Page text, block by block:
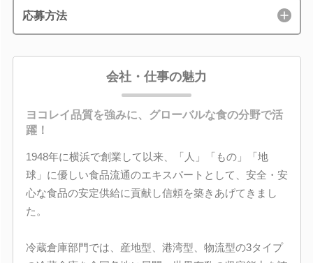
応募方法
会社・仕事の魅力
ヨコレイ品質を強みに、グローバルな食の分野で活
躍！
1948年に横浜で創業して以来、「人」「もの」「地
球」に優しい食品流通のエキスパートとして、安全・安
心な食品の安定供給に貢献し信頼を築きあげてきまし
た。
冷蔵倉庫部門では、産地型、港湾型、物流型の3タイプ